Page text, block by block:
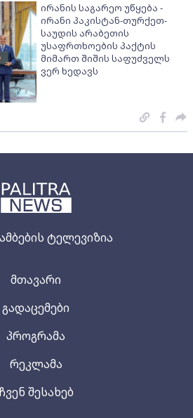
ტელევიზია
მთავარი
გადაცემები
პროგრამა
რეკლამა
ჩვენ შესახებ
ირანის საგარეო უწყება -
ირანი პაკისტან-თურქეთ-
საუდის არაბეთის
უსაფრთხოების პაქტის
მიმართ შიშის საფუძველს
ვერ ხედავს